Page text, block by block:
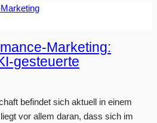
Marketing:
gesteuerte
befindet sich aktuell in einem
vor allem daran, dass sich im